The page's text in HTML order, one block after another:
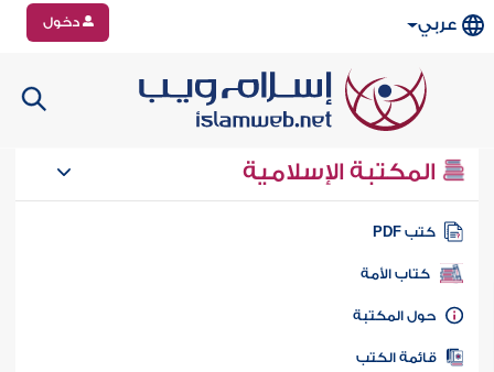
عربي دخول
المكتبة الإسلامية
كتب PDF
كتاب الأمة
المكتبة